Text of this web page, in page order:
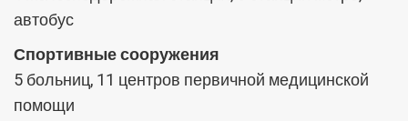
автобус
Спортивные сооружения
5 больниц, 11 центров первичной медицинской
помощи